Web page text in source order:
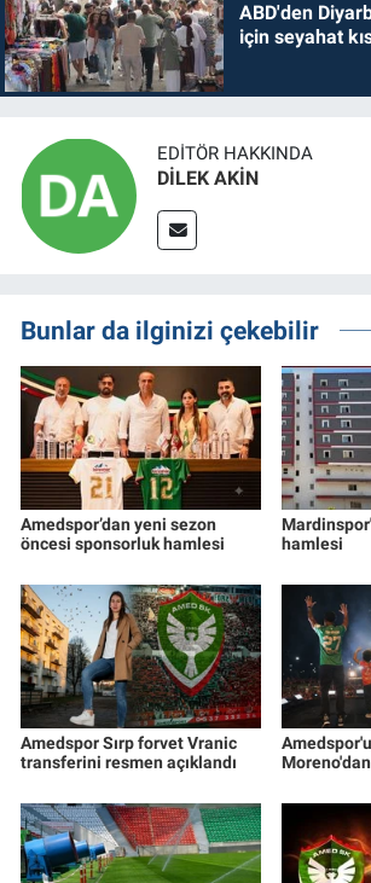
ABD'den
için seyahat
EDITÖR HAKKINDA
DİLEK AKİN
Bunlar da ilginizi çekebilir
Amedspor’dan yeni sezon
öncesi sponsorluk hamlesi
hamlesi
Amedspor Sırp forvet Vranic
transferini resmen açıklandı